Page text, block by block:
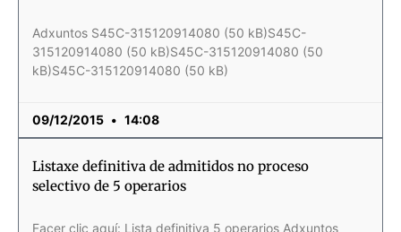
Adxuntos S45C-315120914080 (50 kB)S45C-
315120914080 (50 kB)S45C-315120914080 (50
kB)S45C-315120914080 (50 kB)
09/12/2015 14:08
Listaxe definitiva de admitidos no proceso
selectivo de 5 operarios
Facer clic aquí: Lista definitiva 5 operarios Adxuntos